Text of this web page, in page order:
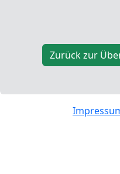
Zurück zur